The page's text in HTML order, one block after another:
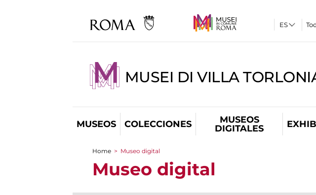
MUSEI DI VILLA
MUSEOS COLECCIONES
MUSEOS
DIGITALES
You are here
Home > Museo digital
Museo digital